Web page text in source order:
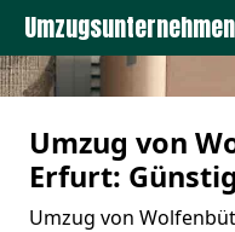
Umzug von
Erfurt:
Umzug von